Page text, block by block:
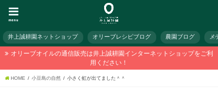
menu
井上誠耕園ネットショップ オリーブレシピブログ 農園ブログ メ
オリーブオイルの通信販売は井上誠耕園インターネットショップをご利
用ください！
HOME 小豆島の自然 小さく虹が出てました＾＾